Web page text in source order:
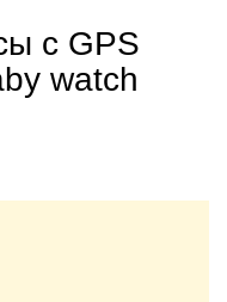
с GPS
watch